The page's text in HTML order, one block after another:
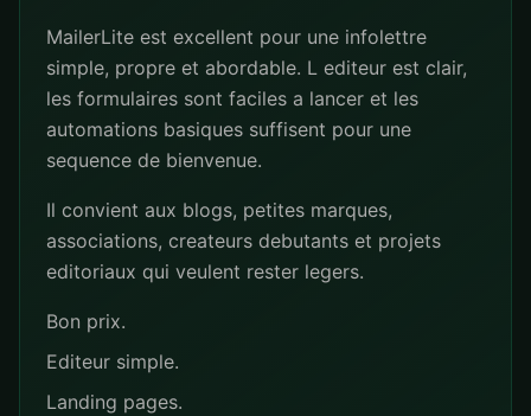
MailerLite est excellent pour une infolettre
simple, propre et abordable. L editeur est clair,
les formulaires sont faciles a lancer et les
automations basiques suffisent pour une
sequence de bienvenue.
Il convient aux blogs, petites marques,
associations, createurs debutants et projets
editoriaux qui veulent rester legers.
Bon prix.
Editeur simple.
Landing pages.